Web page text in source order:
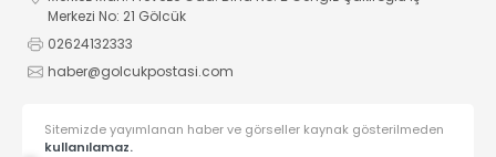
Merkezi No: 21 Gölcük
02624132333
haber@golcukpostasi.com
Sitemizde yayımlanan haber ve görseller kaynak gösterilmeden
kullanılamaz.